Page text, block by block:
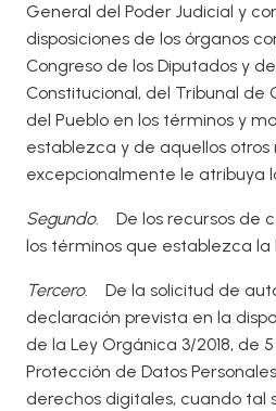
General del Poder Judicial y
disposiciones de los órganos
Congreso de los Diputados y
Constitucional, del Tribunal de
del Pueblo en los términos y
establezca y de aquellos otros
excepcionalmente le atribuya
Segundo. De los recursos de
los términos que establezca la
Tercero. De la solicitud de
declaración prevista en la
de la Ley Orgánica 3/2018, de
Protección de Datos
derechos digitales, cuando tal